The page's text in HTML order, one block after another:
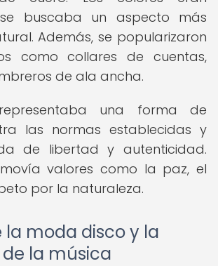
buscaba un aspecto más
Además, se popularizaron
como collares de cuentas,
de ala ancha.
una forma de
las normas establecidas y
de libertad y autenticidad.
valores como la paz, el
por la naturaleza.
la moda disco y la
la música